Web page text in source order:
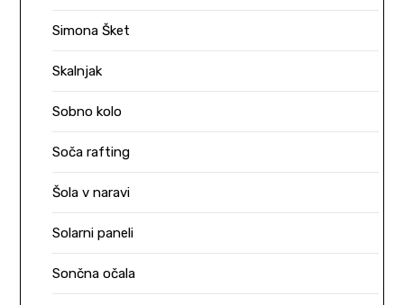
Simona Šket
Skalnjak
Sobno kolo
Soča rafting
Šola v naravi
Solarni paneli
Sončna očala